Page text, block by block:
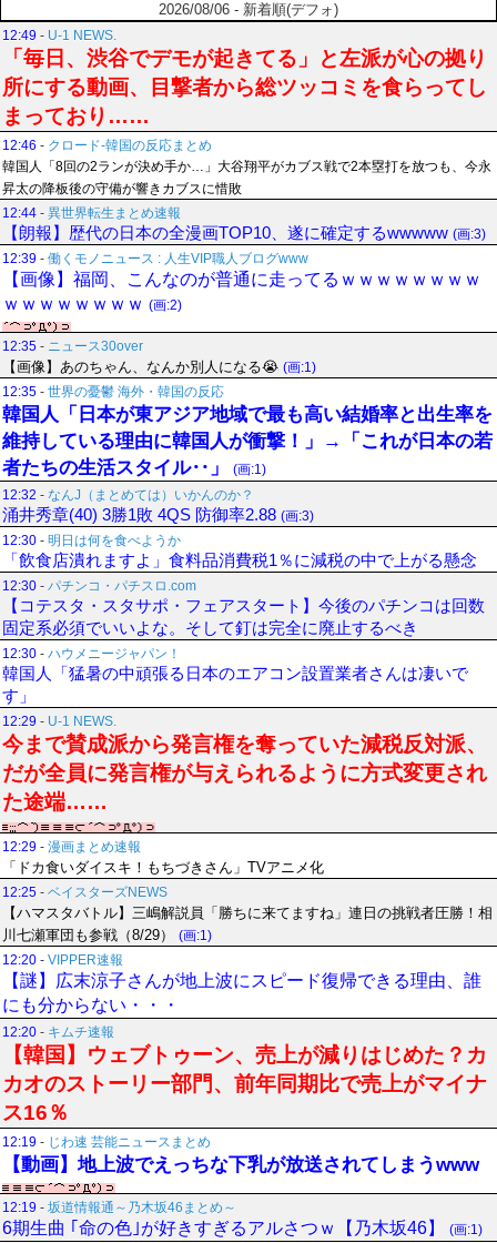
2026/08/06 - 新着順(デフォ)
12:49 - U-1 NEWS.
「毎日、渋谷でデモが起きてる」と左派が心の拠り
所にする動画、目撃者から総ツッコミを食らってし
まっており……
12:46 - クロード-韓国の反応まとめ
韓国人「8回の2ランが決め手か…」大谷翔平がカブス戦で2本塁打を放つも、今永
昇太の降板後の守備が響きカブスに惜敗
12:44 - 異世界転生まとめ速報
【朗報】歴代の日本の全漫画TOP10、遂に確定するwwwww (画:3)
12:39 - 働くモノニュース : 人生VIP職人ブログwww
【画像】福岡、こんなのが普通に走ってるｗｗｗｗｗｗｗｗ
ｗｗｗｗｗｗｗｗ (画:2)
12:35 - ニュース30over
【画像】あのちゃん、なんか別人になる😭 (画:1)
12:35 - 世界の憂鬱 海外・韓国の反応
韓国人「日本が東アジア地域で最も高い結婚率と出生率を
維持している理由に韓国人が衝撃！」→「これが日本の若
者たちの生活スタイル‥」
(画:1)
12:32 - なんJ（まとめては）いかんのか？
涌井秀章(40) 3勝1敗 4QS 防御率2.88 (画:3)
12:30 - 明日は何を食べようか
「飲食店潰れますよ」食料品消費税1％に減税の中で上がる懸念
12:30 - パチンコ・パチスロ.com
【コテスタ・スタサポ・フェアスタート】今後のパチンコは回数
固定系必須でいいよな。そして釘は完全に廃止するべき
12:30 - ハウメニージャパン！
韓国人「猛暑の中頑張る日本のエアコン設置業者さんは凄いで
す」
12:29 - U-1 NEWS.
今まで賛成派から発言権を奪っていた減税反対派、
だが全員に発言権が与えられるように方式変更され
た途端……
12:29 - 漫画まとめ速報
「ドカ食いダイスキ！もちづきさん」TVアニメ化
12:25 - ベイスターズNEWS
【ハマスタバトル】三嶋解説員「勝ちに来てますね」連日の挑戦者圧勝！相
川七瀬軍団も参戦（8/29）
(画:1)
12:20 - VIPPER速報
【謎】広末涼子さんが地上波にスピード復帰できる理由、誰
にも分からない・・・
12:20 - キムチ速報
【韓国】ウェブトゥーン、売上が減りはじめた？カ
カオのストーリー部門、前年同期比で売上がマイナ
ス16％
12:19 - じわ速 芸能ニュースまとめ
【動画】地上波でえっちな下乳が放送されてしまうwww
12:19 - 坂道情報通～乃木坂46まとめ～
6期生曲 ｢命の色｣が好きすぎるアルさつｗ【乃木坂46】 (画:1)